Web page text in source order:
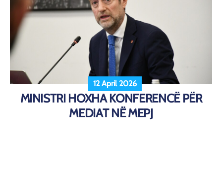
12 April 2026
MINISTRI HOXHA KONFERENCË PËR
MEDIAT NË MEPJ